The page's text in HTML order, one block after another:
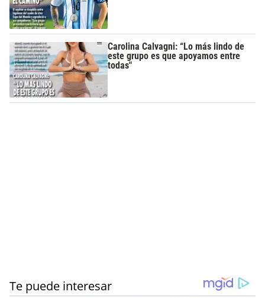
Carolina Calvagni: “Lo más lindo de
este grupo es que apoyamos entre
todas"